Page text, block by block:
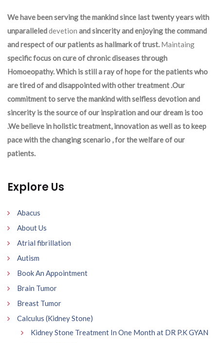
We have been serving the mankind since last twenty years with
unparalleleddevetion and sincerity and enjoying the command
and respect of our patients as hallmark of trust. Maintaing
specific focus on cure of chronic diseases through
Homoeopathy. Which is still a ray of hope for the patients who
are tired of and disappointed with other treatment .Our
commitment to serve the mankind with selfless devotion and
sincerity is the source of our inspiration and our dream is too
.We believe in holistic treatment, innovation as well as to keep
pace with the changing scenario , for the welfare of our
patients.
Explore Us
Abacus
About Us
Atrial fibrillation
Autism
Book An Appointment
Brain Tumor
Breast Tumor
Calculus (Kidney Stone)
Kidney Stone Treatment In One Month at DR P.K GYAN